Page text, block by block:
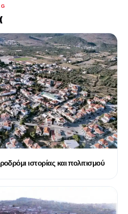
ιστορίας και πολιτισμού